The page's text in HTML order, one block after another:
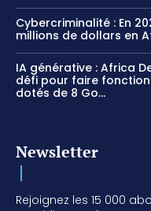
Cybercriminalité : En
millions de dollars en
IA générative : Africa
défi pour faire
dotés de 8 Go...
Newsletter
Rejoignez les 15 000